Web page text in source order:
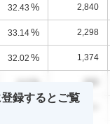
32.43 % 2,840
33.14% 2,298
32.02 % 1,374
0.0% 000
録するとご覧